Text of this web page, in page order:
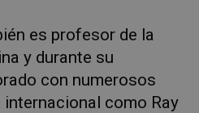
es profesor de la
y durante su
con numerosos
como Ray